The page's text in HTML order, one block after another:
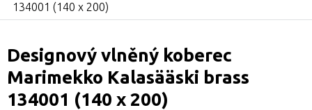
134001 (140 x 200)
Designový vlněný koberec
Marimekko Kalasääski brass
134001 (140 x 200)